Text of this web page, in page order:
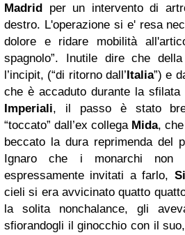
Madrid per un intervento di
destro. L'operazione si e' resa
dolore e ridare mobilità
spagnolo”. Inutile dire che
l’incipit, (“di ritorno dall’Italia”) e
che è accaduto durante la sfilata
Imperiali, il passo è stato
“toccato” dall’ex collega Mida,
beccato la dura reprimenda del
Ignaro che i monarchi non
espressamente invitati a farlo,
cieli si era avvicinato quatto
la solita nonchalance, gli
sfiorandogli il ginocchio con il